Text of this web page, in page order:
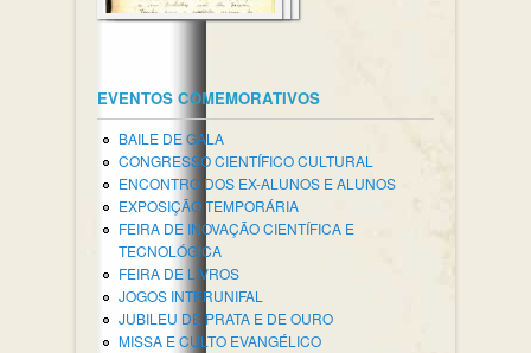
EVENTOS COMEMORATIVOS
BAILE DE GALA
CONGRESSO CIENTÍFICO CULTURAL
ENCONTRO DOS EX-ALUNOS E ALUNOS
EXPOSIÇÃO TEMPORÁRIA
FEIRA DE INOVAÇÃO CIENTÍFICA E
TECNOLÓGICA
FEIRA DE LIVROS
JOGOS INTERUNIFAL
JUBILEU DE PRATA E DE OURO
MISSA E CULTO EVANGÉLICO